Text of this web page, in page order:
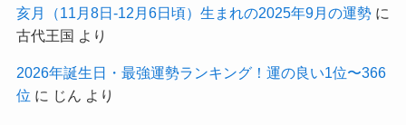
亥月（11月8日-12月6日頃）生まれの2025年9月の運勢に
古代王国 より
2026年誕生日・最強運勢ランキング！運の良い1位〜366
位 に じん より